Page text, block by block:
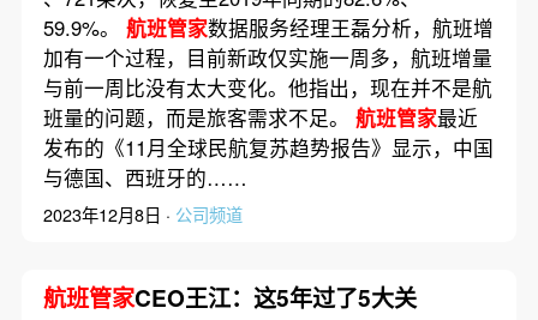
59.9%。 航班管家数据服务经理王磊分析，航班增
加有一个过程，目前新政仅实施一周多，航班增量
与前一周比没有太大变化。他指出，现在并不是航
班量的问题，而是旅客需求不足。 航班管家最近
发布的《11月全球民航复苏趋势报告》显示，中国
与德国、西班牙的……
2023年12月8日 · 公司频道
航班管家CEO王江：这5年过了5大关